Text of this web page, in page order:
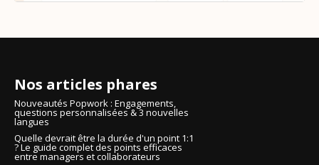
Nos articles phares
Nouveautés Popwork : Engagements,
questions personnalisées & 3 nouvelles
langues
Quelle devrait être la durée d'un point 1:1
? Le guide complet des points efficaces
entre managers et collaborateurs